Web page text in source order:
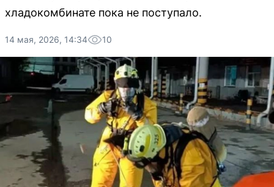
хладокомбинате пока не поступало.
14 мая, 2026, 14:34 10